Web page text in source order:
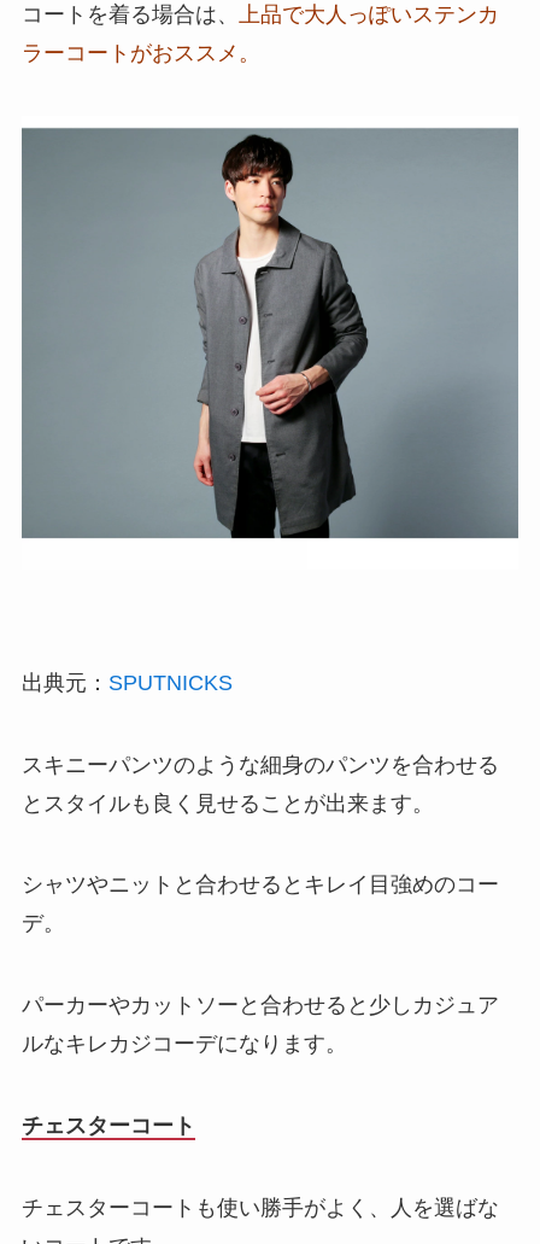
コートを着る場合は、
上品で大人っぽいステンカ
ラーコートがおススメ。
出典元： SPUTNICKS
スキニーパンツのような細身のパンツを合わせる
とスタイルも良く見せることが出来ます。
シャツやニットと合わせるとキレイ目強めのコー
デ。
パーカーやカットソーと合わせると少しカジュア
ルなキレカジコーデになります。
チェスターコート
チェスターコートも使い勝手がよく、人を選ばな